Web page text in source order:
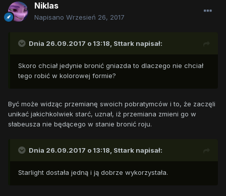
Niklas
Napisano Wrzesień 26, 2017
Dnia 26.09.2017 o 13:18, Sttark napisał:
Skoro chciał jedynie bronić gniazda to dlaczego nie chciał
tego robić w kolorowej formie?
Być może widząc przemianę swoich pobratymców i to, że zaczęli
unikać jakichkolwiek starć, uznał, iż przemiana zmieni go w
słabeusza nie będącego w stanie bronić roju.
Dnia 26.09.2017 o 13:18, Sttark napisał:
Starlight dostała jedną i ją dobrze wykorzystała.